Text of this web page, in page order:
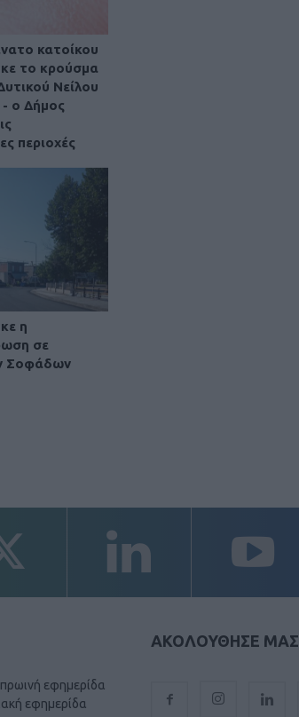
κατοίκου
το κρούσμα
Νείλου
ο Δήμος
περιοχές
η
σε
Σοφάδων
εφημερίδα
εφημερίδα
ΑΚΟΛΟΥΘΗΣΕ ΜΑΣ